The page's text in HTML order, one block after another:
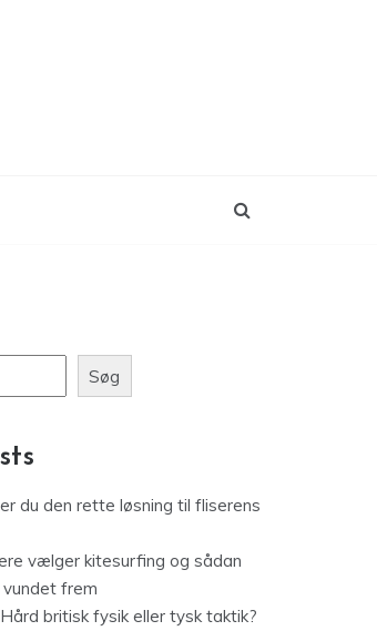
Søg
du den rette løsning til fliserens
vælger kitesurfing og sådan
frem
britisk fysik eller tysk taktik?